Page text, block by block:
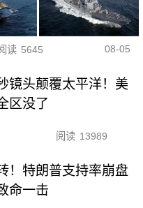
读 5645 08-05
镜头颠覆太平洋！美
区没了
阅读 13989
！特朗普支持率崩盘
命一击